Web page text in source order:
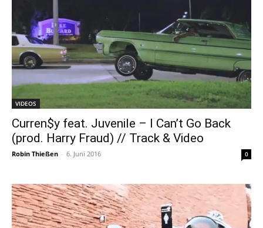
VIDEOS
Curren$y feat. Juvenile – I Can’t Go Back
(prod. Harry Fraud) // Track & Video
Robin Thießen - 6. Juni 2016 0